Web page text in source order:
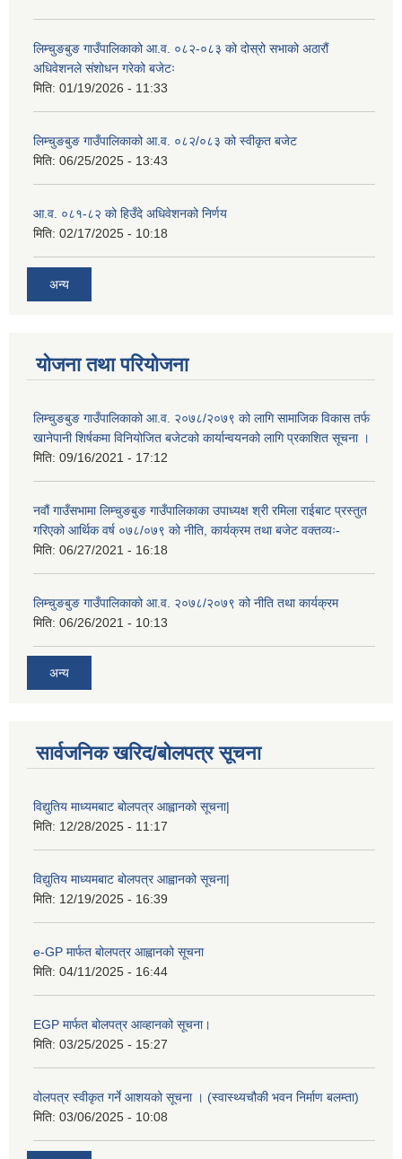
लिम्चुङबुङ गाउँपालिकाको आ.व. ०८२-०८३ को दोस्रो सभाको अठारौं
अधिवेशनले संशोधन गरेको बजेटः
मिति: 01/19/2026 - 11:33
लिम्चुङबुङ गाउँपालिकाको आ.व. ०८२/०८३ को स्वीकृत बजेट
मिति: 06/25/2025 - 13:43
आ.व. ०८१-८२ को हिउँदे अधिवेशनको निर्णय
मिति: 02/17/2025 - 10:18
अन्य
योजना तथा परियोजना
लिम्चुङबुङ गाउँपालिकाको आ.व. २०७८/२०७९ को लागि सामाजिक विकास तर्फ
खानेपानी शिर्षकमा विनियोजित बजेटको कार्यान्वयनको लागि प्रकाशित सूचना ।
मिति: 09/16/2021 - 17:12
नवौं गाउँसभामा लिम्चुङबुङ गाउँपालिकाका उपाध्यक्ष श्री रमिला राईबाट प्रस्तुत
गरिएको आर्थिक वर्ष ०७८/०७९ को नीति, कार्यक्रम तथा बजेट वक्तव्यः-
मिति: 06/27/2021 - 16:18
लिम्चुङबुङ गाउँपालिकाको आ.व. २०७८/२०७९ को नीति तथा कार्यक्रम
मिति: 06/26/2021 - 10:13
अन्य
सार्वजनिक खरिद/बोलपत्र सूचना
विद्युतिय माध्यमबाट बोलपत्र आह्वानको सूचना|
मिति: 12/28/2025 - 11:17
विद्युतिय माध्यमबाट बोलपत्र आह्वानको सूचना|
मिति: 12/19/2025 - 16:39
e-GP मार्फत बोलपत्र आह्वानको सूचना
मिति: 04/11/2025 - 16:44
EGP मार्फत बोलपत्र आव्हानको सूचना।
मिति: 03/25/2025 - 15:27
वोलपत्र स्वीकृत गर्ने आशयको सूचना । (स्वास्थ्यचौकी भवन निर्माण बलम्ता)
मिति: 03/06/2025 - 10:08